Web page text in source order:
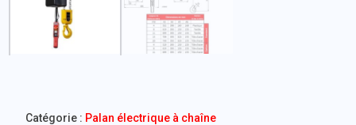
Catégorie : Palan électrique à chaîne